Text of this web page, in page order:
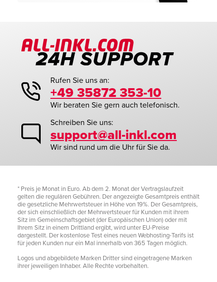
Rufen Sie uns an:
+49 35872 353-10
Wir beraten Sie gern auch telefonisch.
Schreiben Sie uns:
support@all-inkl.com
Wir sind rund um die Uhr für Sie da.
* Preis je Monat in Euro. Ab dem 2. Monat der Vertragslaufzeit
gelten die regulären Gebühren. Der angezeigte Gesamtpreis enthält
die gesetzliche Mehrwertsteuer in Höhe von 19%. Der Gesamtpreis,
der sich einschließlich der Mehrwertsteuer für Kunden mit ihrem
Sitz im Gemeinschaftsgebiet (der Europäischen Union) oder mit
Ihrem Sitz in einem Drittland ergibt, wird unter EU-Preise
dargestellt. Der kostenlose Test eines neuen Webhosting-Tarifs ist
für jeden Kunden nur ein Mal innerhalb von 365 Tagen möglich.
Logos und abgebildete Marken Dritter sind eingetragene Marken
ihrer jeweiligen Inhaber. Alle Rechte vorbehalten.